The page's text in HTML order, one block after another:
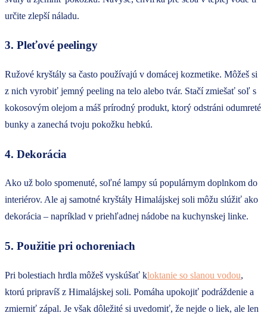
určite zlepší náladu.
3. Pleťové peelingy
Ružové kryštály sa často používajú v domácej kozmetike. Môžeš si
z nich vyrobiť jemný peeling na telo alebo tvár. Stačí zmiešať soľ s
kokosovým olejom a máš prírodný produkt, ktorý odstráni odumreté
bunky a zanechá tvoju pokožku hebkú.
4. Dekorácia
Ako už bolo spomenuté, soľné lampy sú populárnym doplnkom do
interiérov. Ale aj samotné kryštály Himalájskej soli môžu slúžiť ako
dekorácia – napríklad v priehľadnej nádobe na kuchynskej linke.
5. Použitie pri ochoreniach
Pri bolestiach hrdla môžeš vyskúšať kloktanie so slanou vodou,
ktorú pripravíš z Himalájskej soli. Pomáha upokojiť podráždenie a
zmierniť zápal. Je však dôležité si uvedomiť, že nejde o liek, ale len